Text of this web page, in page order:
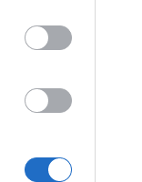
perustaja